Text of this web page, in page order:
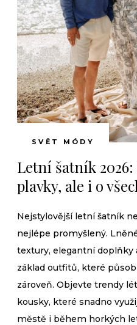
SVĚT MÓDY
Letní šatník
plavky, ale i o
Nejstylovější letní šatník
nejlépe promyšlený.
textury, elegantní doplňky
základ outfitů, které
zároveň. Objevte trendy
kousky, které snadno
městě i během horkých